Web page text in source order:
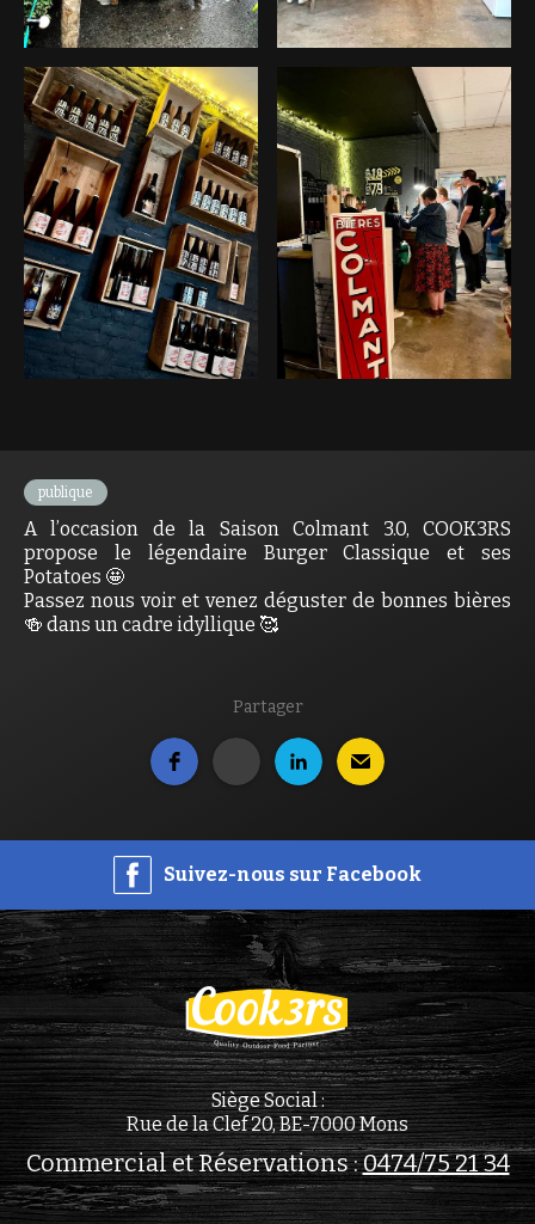
publique
A l’occasion de la Saison Colmant 3.0, COOK3RS
propose le légendaire Burger Classique et ses
Potatoes 🤩
Passez nous voir et venez déguster de bonnes bières
🍻 dans un cadre idyllique 🥰
Partager
Suivez-nous sur Facebook
Siège Social :
Rue de la Clef 20, BE-7000 Mons
Commercial et Réservations :0474/75 21 34